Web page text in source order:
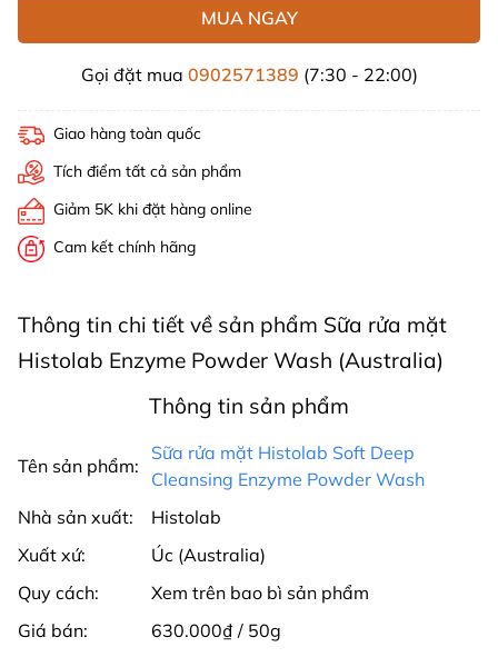
MUA NGAY
Gọi đặt mua 0902571389 (7:30 - 22:00)
Giao hàng toàn quốc
Tích điểm tất cả sản phẩm
Giảm 5K khi đặt hàng online
Cam kết chính hãng
Thông tin chi tiết về sản phẩm Sữa rửa mặt
Histolab Enzyme Powder Wash (Australia)
Thông tin sản phẩm
Tên sản phẩm:
Sữa rửa mặt Histolab Soft Deep
Cleansing Enzyme Powder Wash
Nhà sản xuất:
Histolab
Xuất xứ:
Úc (Australia)
Quy cách:
Xem trên bao bì sản phẩm
Giá bán:
630.000₫ / 50g